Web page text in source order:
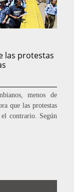
las protestas
menos de
que las protestas
contrario. Según